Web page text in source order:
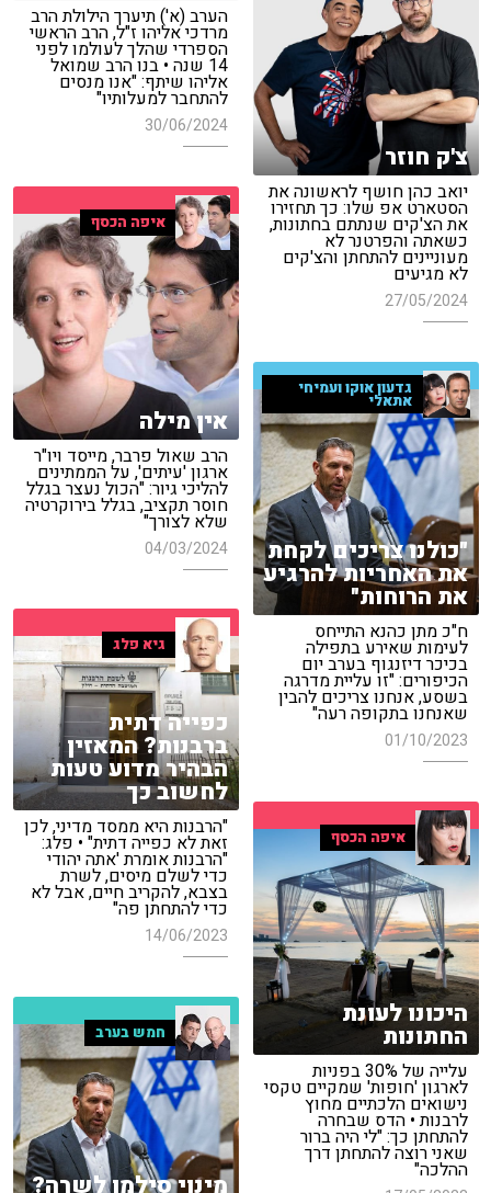
הערב (א') תיערך הילולת הרב
מרדכי אליהו ז"ל, הרב הראשי
הספרדי שהלך לעולמו לפני
14 שנה • בנו הרב שמואל
אליהו שיתף: "אנו מנסים
להתחבר למעלותיו"
30/06/2024
צ'ק חוזר
יואב כהן חושף לראשונה את
הסטארט אפ שלו: כך תחזירו
את הצ'קים שנתתם בחתונות,
כשאתה והפרטנר לא
מעוניינים להתחתן והצ'קים
לא מגיעים
27/05/2024
איפה הכסף
אין מילה
הרב שאול פרבר, מייסד ויו"ר
ארגון 'עיתים', על הממתינים
להליכי גיור: "הכול נעצר בגלל
חוסר תקציב, בגלל בירוקרטיה
שלא לצורך"
04/03/2024
גדעון אוקו ועמיחי
אתאלי
"כולנו צריכים לקחת
את האחריות להרגיע
את הרוחות"
ח"כ מתן כהנא התייחס
לעימות שאירע בתפילה
בכיכר דיזנגוף בערב יום
הכיפורים: "זו עליית מדרגה
בשסע, אנחנו צריכים להבין
שאנחנו בתקופה רעה"
01/10/2023
גיא פלג
כפייה דתית
ברבנות? המאזין
הבהיר מדוע טעות
לחשוב כך
"הרבנות היא ממסד מדיני, לכן
זאת לא כפייה דתית" • פלג:
"הרבנות אומרת 'אתה יהודי
כדי לשלם מיסים, לשרת
בצבא, להקריב חיים, אבל לא
כדי להתחתן פה"
14/06/2023
איפה הכסף
היכונו לעונת
החתונות
עלייה של 30% בפניות
לארגון 'חופות' שמקיים טקסי
נישואים הלכתיים מחוץ
לרבנות • הדס שבחרה
להתחתן כך: "לי היה ברור
שאני רוצה להתחתן דרך
ההלכה"
חמש בערב
מינוי סילמן לשרה?